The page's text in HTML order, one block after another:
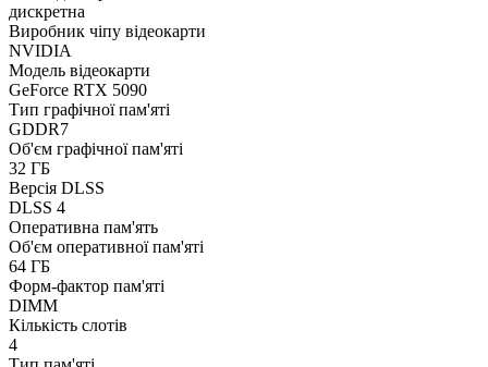
дискретна
Виробник чіпу відеокарти
NVIDIA
Модель відеокарти
GeForce RTX 5090
Тип графічної пам'яті
GDDR7
Об'єм графічної пам'яті
32 ГБ
Версія DLSS
DLSS 4
Оперативна пам'ять
Об'єм оперативної пам'яті
64 ГБ
Форм-фактор пам'яті
DIMM
Кількість слотів
4